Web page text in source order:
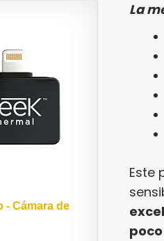
- Cámara de
La
Este